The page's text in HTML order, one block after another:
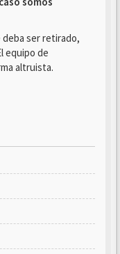
ser retirado,
equipo de
altruista.